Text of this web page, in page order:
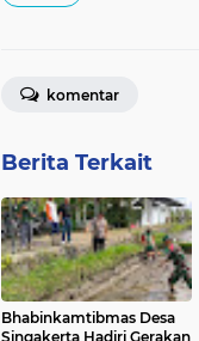
komentar
Berita Terkait
Bhabinkamtibmas Desa
Singakerta Hadiri Gerakan